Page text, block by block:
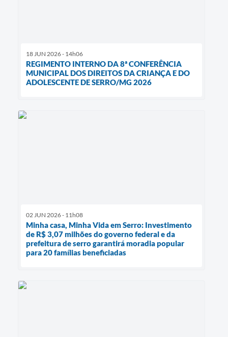
18 JUN 2026 - 14h06
REGIMENTO INTERNO DA 8ª CONFERÊNCIA
MUNICIPAL DOS DIREITOS DA CRIANÇA E DO
ADOLESCENTE DE SERRO/MG 2026
02 JUN 2026 - 11h08
Minha casa, Minha Vida em Serro: Investimento
de R$ 3,07 milhões do governo federal e da
prefeitura de serro garantirá moradia popular
para 20 famílias beneficiadas